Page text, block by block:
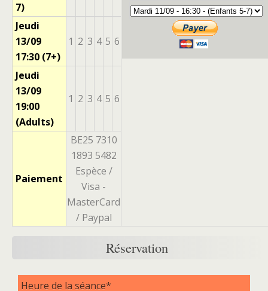
7)
Jeudi
13/09
17:30 (7+)
1 2 3 4 5 6
Jeudi
13/09
19:00
(Adults)
1 2 3 4 5 6
Paiement
BE25 7310
1893 5482
Espèce /
Visa -
MasterCard
/ Paypal
Réservation
Heure de la séance*